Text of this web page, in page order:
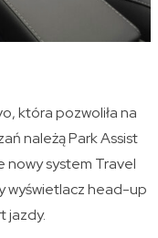
która pozwoliła na
należą Park Assist
nowy system Travel
wyświetlacz head-up
jazdy.